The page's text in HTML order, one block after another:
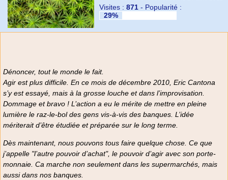
Visites : 871 - Popularité :
29%
Dénoncer, tout le monde le fait.
Agir est plus difficile. En ce mois de décembre 2010, Eric Cantona
s’y est essayé, mais à la grosse louche et dans l’improvisation.
Dommage et bravo ! L’action a eu le mérite de mettre en pleine
lumière le raz-le-bol des gens vis-à-vis des banques. L’idée
mériterait d’être étudiée et préparée sur le long terme.
Dès maintenant, nous pouvons tous faire quelque chose. Ce que
j’appelle "l’autre pouvoir d’achat", le pouvoir d’agir avec son porte-
monnaie. Ca marche non seulement dans les supermarchés, mais
aussi dans nos banques.